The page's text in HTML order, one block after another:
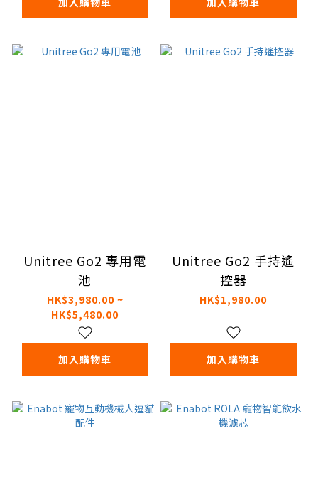
Unitree Go2 專用電
池
HK$3,980.00 ~
HK$5,480.00
加入購物車
Unitree Go2 手持遙
控器
HK$1,980.00
加入購物車